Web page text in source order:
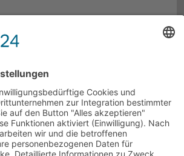
· 12 ABBILDUNGEN